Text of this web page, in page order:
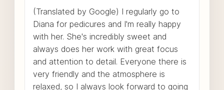
(Translated by Google) I regularly go to
Diana for pedicures and I'm really happy
with her. She's incredibly sweet and
always does her work with great focus
and attention to detail. Everyone there is
very friendly and the atmosphere is
relaxed, so I always look forward to going